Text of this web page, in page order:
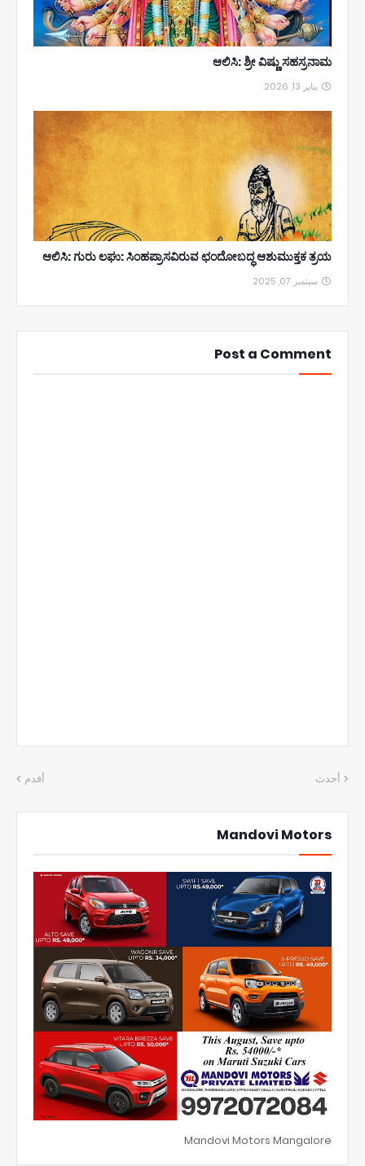
ಆಲಿಸಿ: ಶ್ರೀ ವಿಷ್ಣು ಸಹಸ್ರನಾಮ
يناير 13, 2026
ಆಲಿಸಿ: ಗುರು ಲಘು: ಸಿಂಹಪ್ರಾಸವಿರುವ ಛಂದೋಬದ್ಧ ಆಶುಮುಕ್ತಕ ತ್ರಯ
سبتمبر 07, 2025
Post a Comment
أحدث أقدم
Mandovi Motors
Mandovi Motors Mangalore